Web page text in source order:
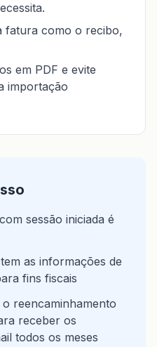
fatura como o recibo,
em PDF e evite
importação
sessão iniciada é
as informações de
fins fiscais
reencaminhamento
receber os
todos os meses